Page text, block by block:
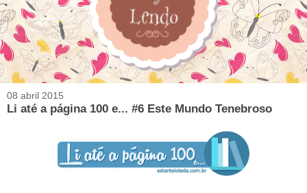
08 abril 2015
Li até a página 100 e... #6 Este Mundo Tenebroso